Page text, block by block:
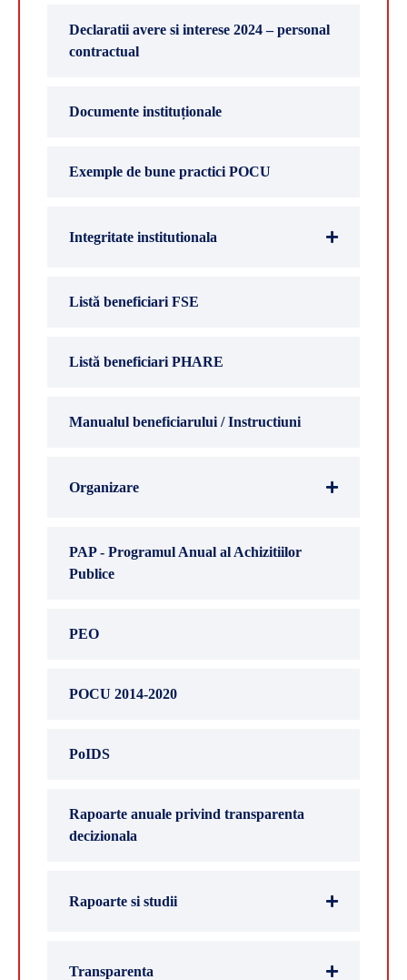
Declaratii avere si interese 2024 – personal
contractual
Documente instituționale
Exemple de bune practici POCU
Integritate institutionala
Listă beneficiari FSE
Listă beneficiari PHARE
Manualul beneficiarului / Instructiuni
Organizare
PAP - Programul Anual al Achizitiilor
Publice
PEO
POCU 2014-2020
PoIDS
Rapoarte anuale privind transparenta
decizionala
Rapoarte si studii
Transparenta